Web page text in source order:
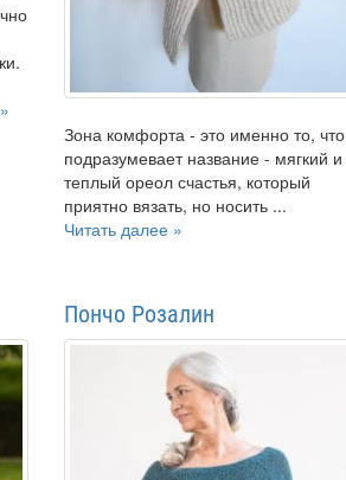
Зона комфорта - это именно то, что
подразумевает название - мягкий и
теплый ореол счастья, который
приятно вязать, но носить ...
Читать далее »
Пончо Розалин